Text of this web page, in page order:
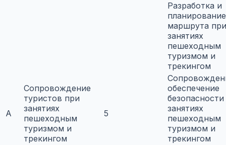
A
Сопровождение
туристов при
занятиях
пешеходным
туризмом и
трекингом
5
Разработка и
планирование
маршрута при
занятиях
пешеходным
туризмом и
трекингом
обеспечение
занятиях
пешеходным
туризмом и
трекингом